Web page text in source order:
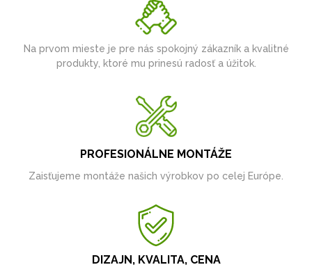
Na prvom mieste je pre nás spokojný zákazník a kvalitné
produkty, ktoré mu prinesú radosť a úžitok.
PROFESIONÁLNE MONTÁŽE
Zaisťujeme montáže našich výrobkov po celej Európe.
DIZAJN, KVALITA, CENA